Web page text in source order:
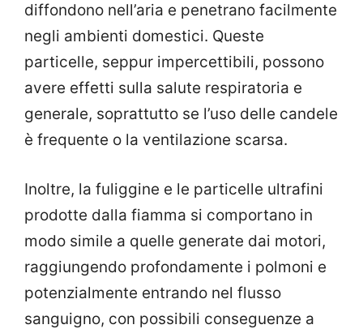
diffondono nell’aria e penetrano facilmente
negli ambienti domestici. Queste
particelle, seppur impercettibili, possono
avere effetti sulla salute respiratoria e
generale, soprattutto se l’uso delle candele
è frequente o la ventilazione scarsa.
Inoltre, la fuliggine e le particelle ultrafini
prodotte dalla fiamma si comportano in
modo simile a quelle generate dai motori,
raggiungendo profondamente i polmoni e
potenzialmente entrando nel flusso
sanguigno, con possibili conseguenze a